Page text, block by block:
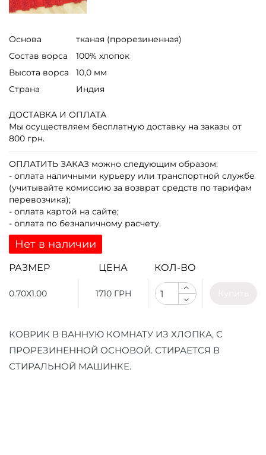
Основа
тканая (прорезиненная)
Состав ворса
100% хлопок
Высота ворса
10,0 мм
Страна
Индия
ДОСТАВКА И ОПЛАТА
Мы осуществляем бесплатную доставку на заказы от
800 грн.
ОПЛАТИТЬ ЗАКАЗ можно следующим образом:
- оплата наличными курьеру или транспортной службе
(учитывайте комиссию за возврат средств по тарифам
перевозчика);
- оплата картой на сайте;
- оплата по безналичному расчету.
Нет в наличии
РАЗМЕР ЦЕНА КОЛ-ВО
0.70X1.00 1710 ГРН
КОВРИК В ВАННУЮ КОМНАТУ ИЗ ХЛОПКА, С
ПРОРЕЗИНЕННОЙ ОСНОВОЙ. СТИРАЕТСЯ В
СТИРАЛЬНОЙ МАШИНКЕ.